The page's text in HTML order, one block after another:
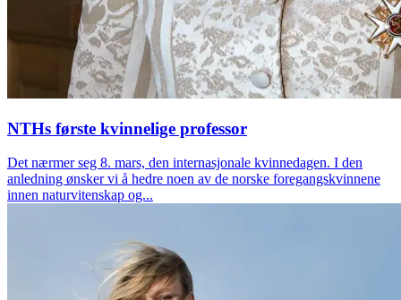
NTHs første kvinnelige professor
Det nærmer seg 8. mars, den internasjonale kvinnedagen. I den
anledning ønsker vi å hedre noen av de norske foregangskvinnene
innen naturvitenskap og...